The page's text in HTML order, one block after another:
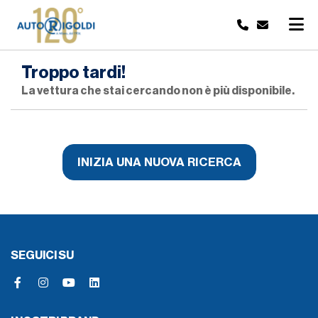
Troppo tardi!
La vettura che stai cercando non è più disponibile.
INIZIA UNA NUOVA RICERCA
SEGUICI SU